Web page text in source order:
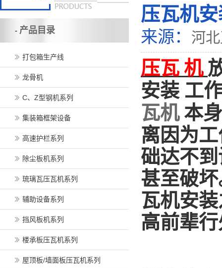
压瓦机
来源： 河
压瓦 机
安装 工
瓦机 本
离因为
础达不
甚至破
瓦机安
高前辈
- 产品目录
打包箱生产线
龙骨机
C、Z型钢机系列
集装箱框架设备
高速护栏系列
除尘板机系列
琉璃瓦压瓦机系列
辅助设备系列
挡风板机系列
楼承板压瓦机系列
屋顶板/墙面板压瓦机系列